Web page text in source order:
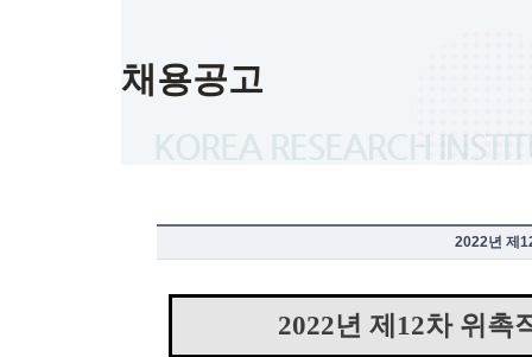
채용공고
2022년 제
2022년 제 12차 위촉